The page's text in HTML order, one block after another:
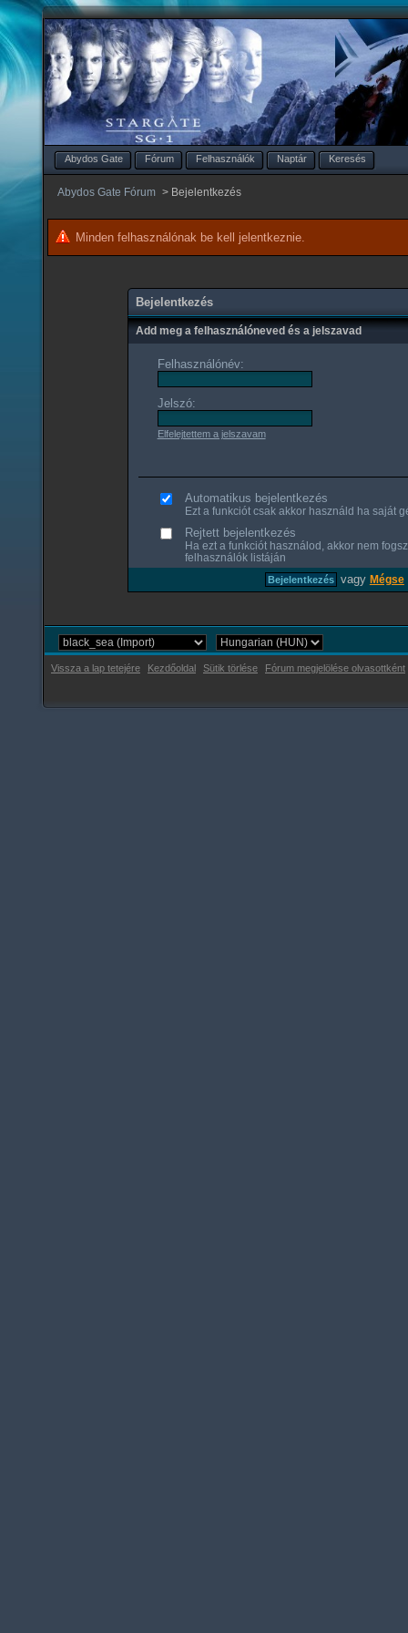
Abydos Gate Fórum Felhasználók Naptár Keresés
Abydos Gate Fórum > Bejelentkezés
Minden felhasználónak be kell jelentkeznie.
Bejelentkezés
Add meg a felhasználóneved és a jelszavad
Felhasználónév:
Jelszó:
Elfelejtettem a jelszavam
Automatikus bejelentkezés
Ezt a funkciót csak akkor használd ha saját
Rejtett bejelentkezés
Ha ezt a funkciót használod, akkor nem
felhasználók listáján
vagy Mégse
Vissza a lap tetejére Kezdőoldal Sütik törlése Fórum megjelölése olvasottként